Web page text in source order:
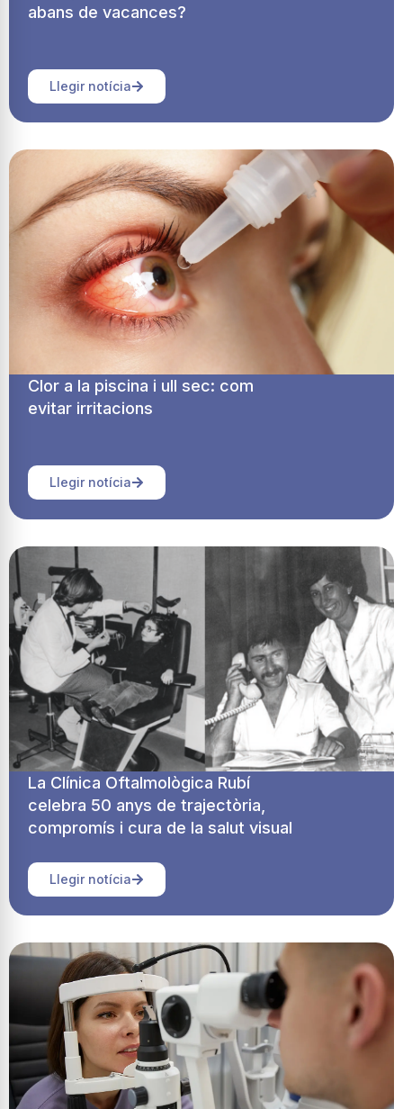
abans de vacances?
Llegir notícia
Clor a la piscina i ull sec: com
evitar irritacions
Llegir notícia
La Clínica Oftalmològica Rubí
celebra 50 anys de trajectòria,
compromís i cura de la salut visual
Llegir notícia